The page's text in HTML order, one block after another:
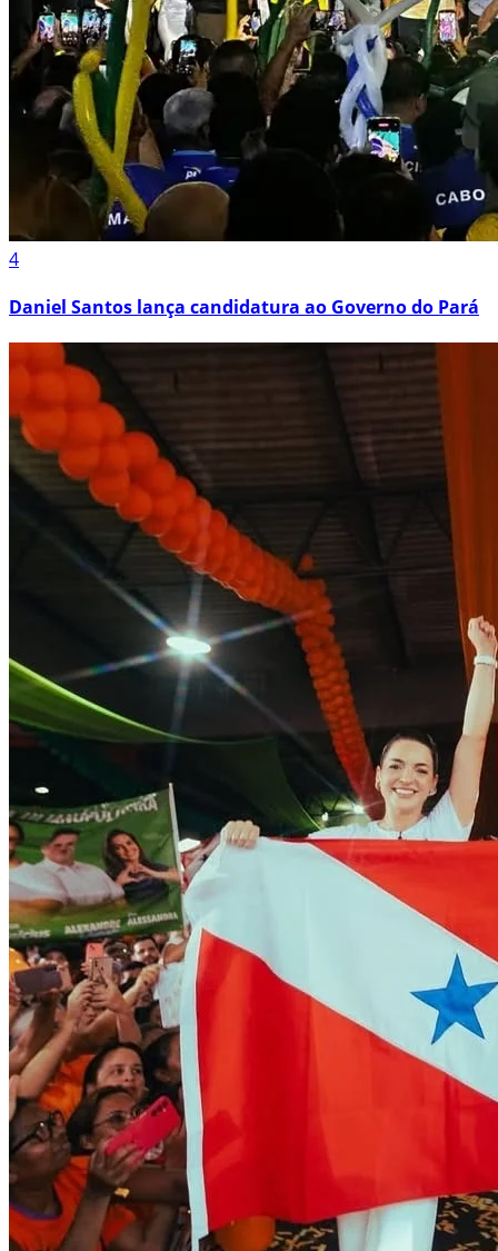
4
Daniel Santos lança candidatura ao Governo do Pará